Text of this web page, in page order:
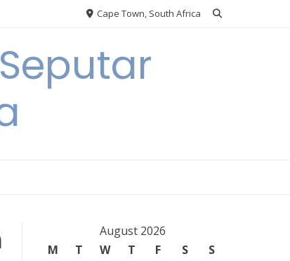
Cape Town, South Africa
August 2026
M
T W T F S
S